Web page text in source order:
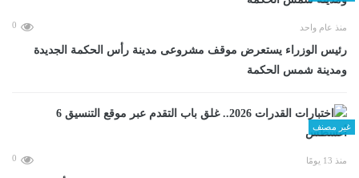
منذ عام واحد 0
رئيس الوزراء يستعرض موقف مشروعى مدينة رأس الحكمة الجديدة
ومدينة شمس الحكمة
غير مصنف
منذ 13 يومًا 0